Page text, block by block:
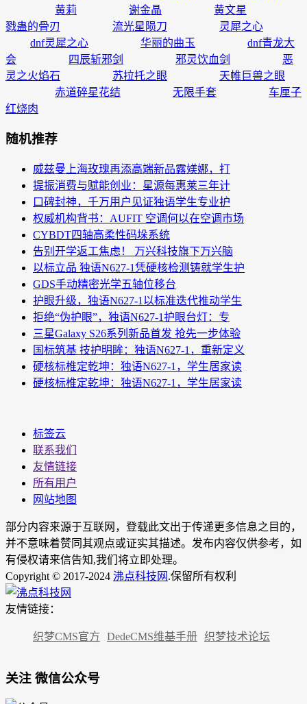
黄莉
谢金晶
黄文星
戮蛊的骨刃
流光星陨刀
灵犀之心
dnf灵犀之心
华丽的曲玉
dnf青龙大
会
四辰斩邪剑 邪灵饮血剑
恶
灵之火焰石
苏拉托之眼
天帷巨兽之眼
赤道碎星花结
无限手套
车厘子
红烧肉
随机推荐
威兹曼上海玫瑰再添高端新品露媄娜，打
提振消费与赋能创业：星源每惠莱三年计
口碑封神，千万用户见证独语学生专业护
权威机构背书：AUFIT 空调何以在空调市场
CYBDT四轴高柔性码垛系统
告别开学返工焦虑！ 万兴科技旗下万兴脑
以标立品 独语N627-1凭硬核检测铸就学生护
GDS手动精密光学五轴位移台
护眼升级，独语N627-1以标准迭代推动学生
拒绝“伪护眼”，独语N627-1护眼台灯：专
三星Galaxy S26系列新品首发 抢先一步体验
国标筑基 技护明眸：独语N627-1，重新定义
硬核标椎定乾坤：独语N627-1，学生居家读
硬核标椎定乾坤：独语N627-1，学生居家读
标签云
联系我们
友情链接
所有用户
网站地图
部分内容来源于互联网，登载此文出于传递更多信息之目的，
并不意味着赞同其观点或证实其描述。发布内容仅供参考，如
有侵权请来信告知,我们将立即处理。
Copyright © 2017-2024 沸点科技网 .保留所有权利
友情链接：
织梦CMS官方 DedeCMS维基手册 织梦技术论坛
关注 微信公众号